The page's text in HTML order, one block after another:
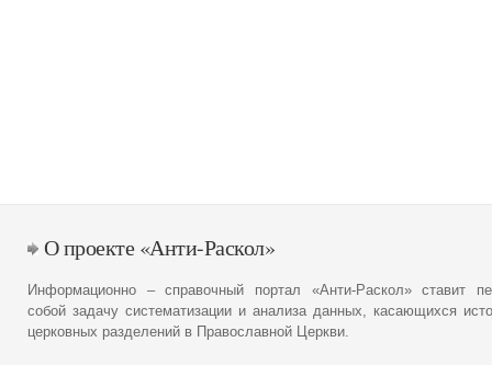
О проекте «Анти-Раскол»
Информационно – справочный портал «Анти-Раскол» ставит
собой задачу систематизации и анализа данных, касающихся
церковных разделений в Православной Церкви.